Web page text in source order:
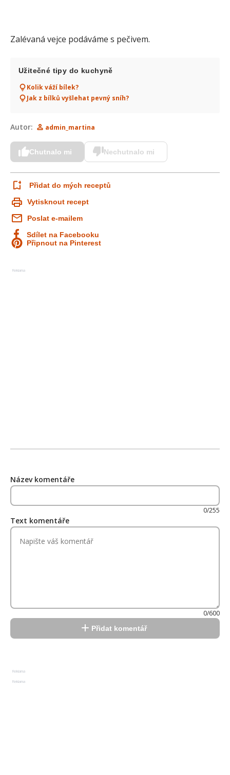
Zalévaná vejce podáváme s pečivem.
Užitečné tipy do kuchyně
Kolik váží bílek?
Jak z bílků vyšlehat pevný sníh?
Autor: admin_martina
Chutnalo mi Nechutnalo mi
Přidat do mých receptů
Vytisknout recept
Poslat e-mailem
Sdílet na Facebooku
Připnout na Pinterest
Reklama
Název komentáře
0/255
Text komentáře
0/600
Přidat komentář
Reklama
Reklama